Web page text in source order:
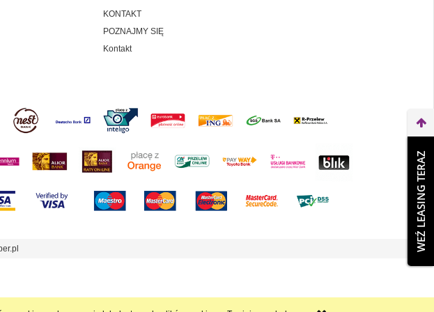
KONTAKT
POZNAJMY SIĘ
Kontakt
WEŹ LEASING TERAZ